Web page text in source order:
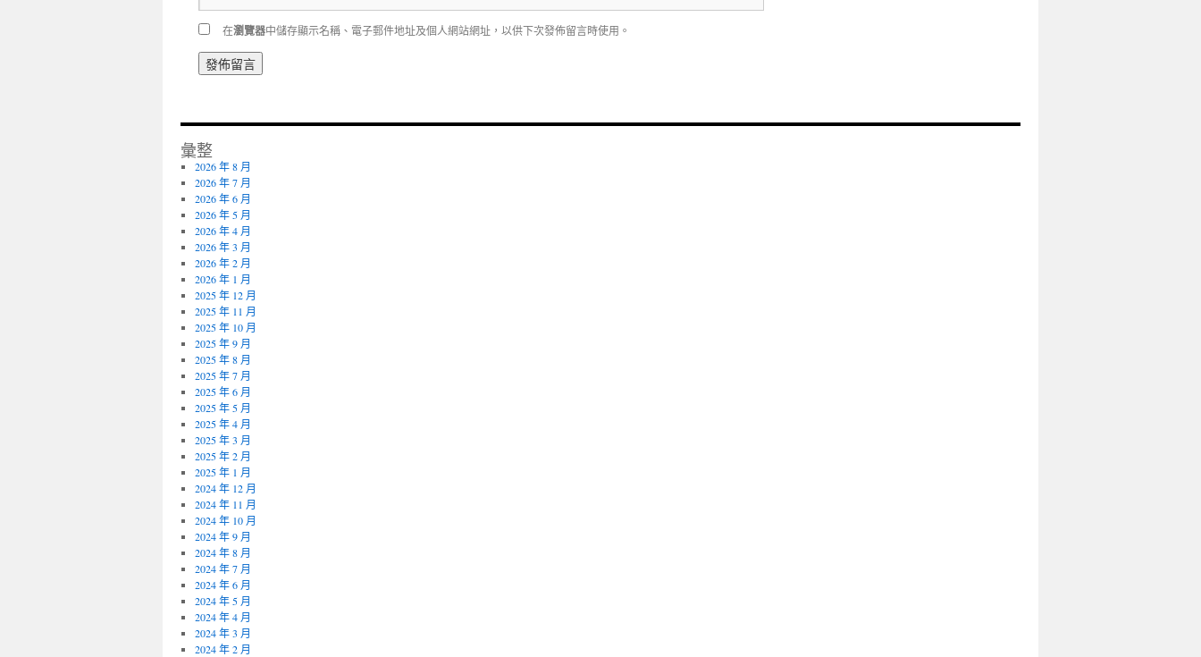
在瀏覽器中儲存顯示名稱、電子郵件地址及個人網站網址，以供下次發佈留言時使用。
彙整
2026 年 8 月
2026 年 7 月
2026 年 6 月
2026 年 5 月
2026 年 4 月
2026 年 3 月
2026 年 2 月
2026 年 1 月
2025 年 12 月
2025 年 11 月
2025 年 10 月
2025 年 9 月
2025 年 8 月
2025 年 7 月
2025 年 6 月
2025 年 5 月
2025 年 4 月
2025 年 3 月
2025 年 2 月
2025 年 1 月
2024 年 12 月
2024 年 11 月
2024 年 10 月
2024 年 9 月
2024 年 8 月
2024 年 7 月
2024 年 6 月
2024 年 5 月
2024 年 4 月
2024 年 3 月
2024 年 2 月